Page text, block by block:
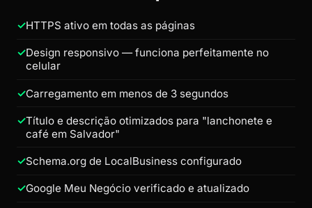
HTTPS ativo em todas as páginas
Design responsivo — funciona perfeitamente no
celular
Carregamento em menos de 3 segundos
Título e descrição otimizados para "lanchonete e
café em Salvador"
Schema.org de LocalBusiness configurado
Google Meu Negócio verificado e atualizado